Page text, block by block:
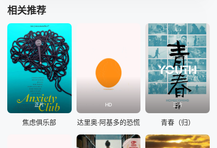
相关推荐
正片
焦虑俱乐部
HD
达里奥·阿基多的恐慌
正片
青春（归）